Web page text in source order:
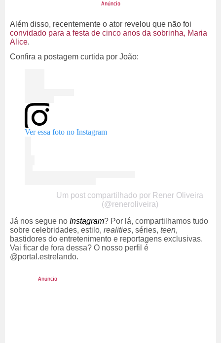
Além disso, recentemente o ator revelou que não foi
convidado para a festa de cinco anos da sobrinha, Maria
Alice.
Confira a postagem curtida por João:
Ver essa foto no Instagram
Um post compartilhado por Rener Oliveira
(@reneroliveira)
Já nos segue no Instagram? Por lá, compartilhamos tudo
sobre celebridades, estilo, realities, séries, teen,
bastidores do entretenimento e reportagens exclusivas.
Vai ficar de fora dessa? O nosso perfil é
@portal.estrelando.